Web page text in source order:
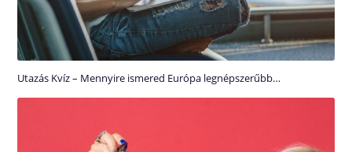
Utazás Kvíz – Mennyire ismered Európa legnépszerűbb…